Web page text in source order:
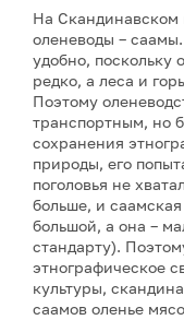
На Скандинавском
оленеводы –
удобно, поскольку
редко, а леса и
Поэтому
транспортным, но
сохранения
природы, его
поголовья не
больше, и
большой, а она –
стандарту).
этнографическое
культуры,
саамов оленье